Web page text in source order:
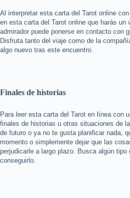
Al interpretar esta carta del Tarot online
en esta carta del Tarot online que harás un
admirador puede ponerse en contacto con
Disfruta tanto del viaje como de la
algo nuevo tras este encuentro.
Finales de historias
Para leer esta carta del Tarot en línea con
finales de historias u otras situaciones de
de futuro o ya no te gusta planificar nada,
momento o simplemente dejar que las
perjudicarle a largo plazo. Busca algún
conseguirlo.